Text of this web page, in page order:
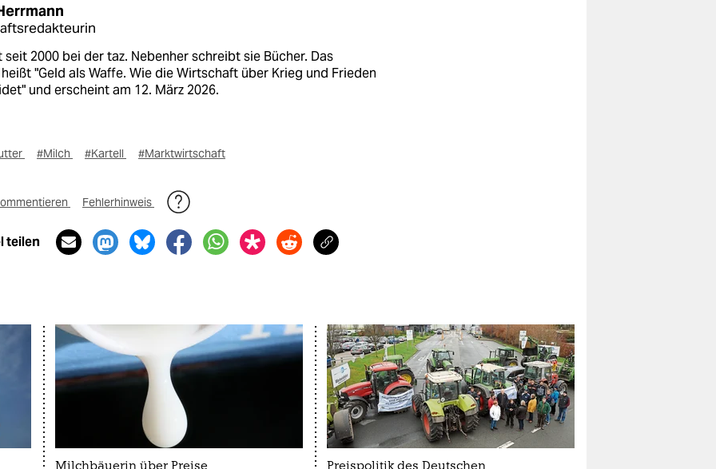
seit 2000 bei der taz. Nebenher schreibt sie Bücher. Das
"Geld als Waffe. Wie die Wirtschaft über Krieg und Frieden
und erscheint am 12. März 2026.
#Milch #Kartell #Marktwirtschaft
Fehlerhinweis
teilen
Milchbäuerin über Preise Preispolitik des Deutschen